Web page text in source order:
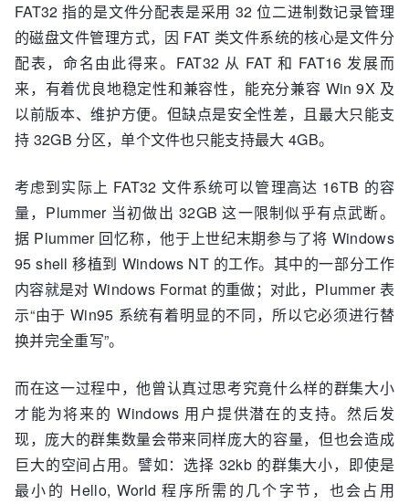
FAT32 指的是文件分配表是采用 32 位二进制数记录管理
的磁盘文件管理方式，因 FAT 类文件系统的核心是文件分
配表，命名由此得来。FAT32 从 FAT 和 FAT16 发展而
来，有着优良地稳定性和兼容性，能充分兼容 Win 9X 及
以前版本、维护方便。但缺点是安全性差，且最大只能支
持 32GB 分区，单个文件也只能支持最大 4GB。
考虑到实际上 FAT32 文件系统可以管理高达 16TB 的容
量，Plummer 当初做出 32GB 这一限制似乎有点武断。
据 Plummer 回忆称，他于上世纪末期参与了将 Windows
95 shell 移植到 Windows NT 的工作。其中的一部分工作
内容就是对 Windows Format 的重做；对此，Plummer 表
示“由于 Win95 系统有着明显的不同，所以它必须进行替
换并完全重写”。
而在这一过程中，他曾认真过思考究竟什么样的群集大小
才能为将来的 Windows 用户提供潜在的支持。然后发
现，庞大的群集数量会带来同样庞大的容量，但也会造成
巨大的空间占用。譬如：选择 32kb 的群集大小，即使是
最小的 Hello, World 程序所需的几个字节，也会占用